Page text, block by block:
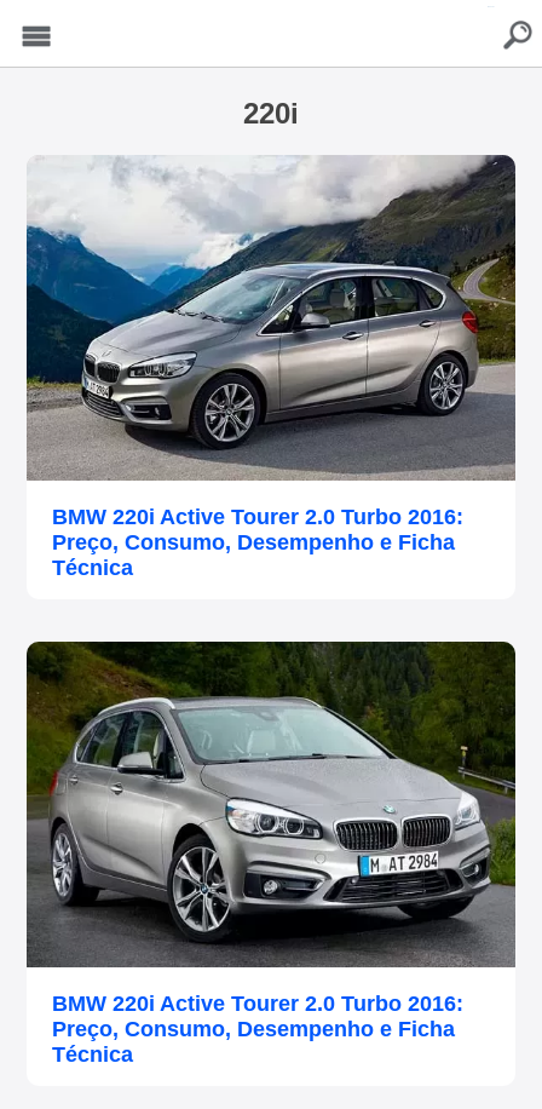
220i
BMW 220i Active Tourer 2.0 Turbo 2016:
Preço, Consumo, Desempenho e Ficha
Técnica
BMW 220i Active Tourer 2.0 Turbo 2016:
Preço, Consumo, Desempenho e Ficha
Técnica